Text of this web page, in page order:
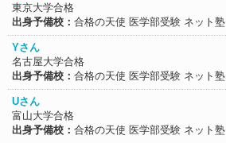
東京大学合格
出身予備校： 合格の天使 医学部受験 ネット塾
Yさん
名古屋大学合格
出身予備校： 合格の天使 医学部受験 ネット塾
Uさん
富山大学合格
出身予備校： 合格の天使 医学部受験 ネット塾